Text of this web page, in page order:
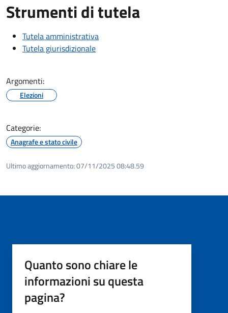
Strumenti di tutela
Tutela amministrativa
Tutela giurisdizionale
Argomenti:
Elezioni
Categorie:
Anagrafe e stato civile
Ultimo aggiornamento:07/11/2025 08:48.59
Quanto sono chiare le
informazioni su questa
pagina?